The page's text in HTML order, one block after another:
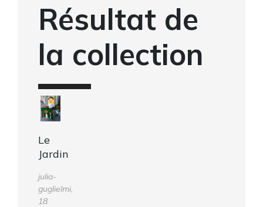
Résultat de
la collection
Le
Jardin
julia-
guglielmi,
18